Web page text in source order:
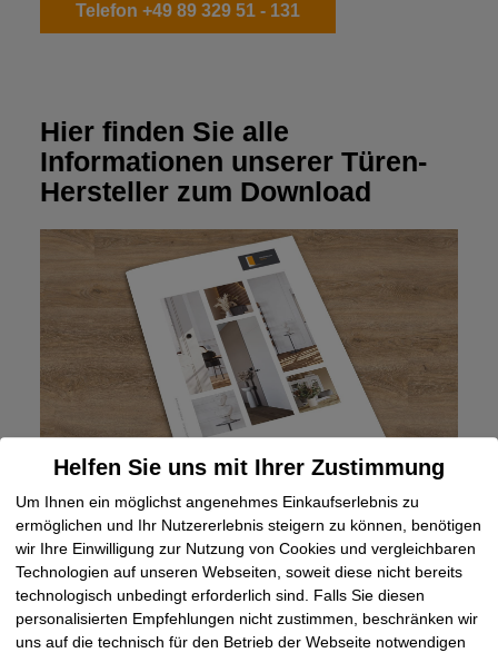
Telefon +49 89 329 51 - 131
Hier finden Sie alle
Informationen unserer Türen-
Hersteller zum Download
Holzmeister Weißlack Türen
Jetzt downloaden
Helfen Sie uns mit Ihrer Zustimmung
Um Ihnen ein möglichst angenehmes Einkaufserlebnis zu
ermöglichen und Ihr Nutzererlebnis steigern zu können, benötigen
wir Ihre Einwilligung zur Nutzung von Cookies und vergleichbaren
Technologien auf unseren Webseiten, soweit diese nicht bereits
technologisch unbedingt erforderlich sind. Falls Sie diesen
personalisierten Empfehlungen nicht zustimmen, beschränken wir
uns auf die technisch für den Betrieb der Webseite notwendigen